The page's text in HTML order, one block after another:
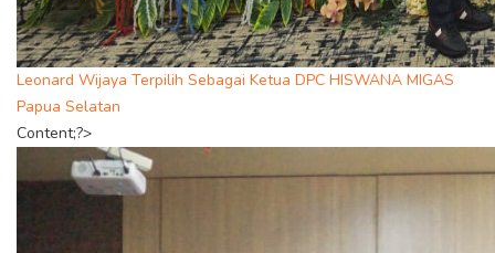
Leonard Wijaya Terpilih Sebagai Ketua DPC HISWANA MIGAS
Papua Selatan
Content;?>